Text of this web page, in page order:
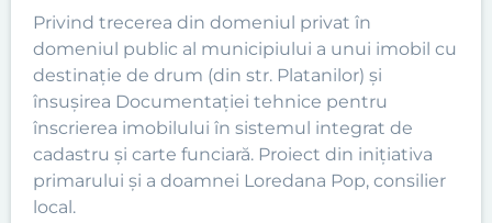
Privind trecerea din domeniul privat în
domeniul public al municipiului a unui imobil cu
destinație de drum (din str. Platanilor) și
însușirea Documentației tehnice pentru
înscrierea imobilului în sistemul integrat de
cadastru și carte funciară. Proiect din inițiativa
primarului și a doamnei Loredana Pop, consilier
local.